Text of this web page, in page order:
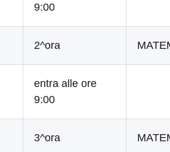
9:00
2^ora
entra alle ore
9:00
3^ora